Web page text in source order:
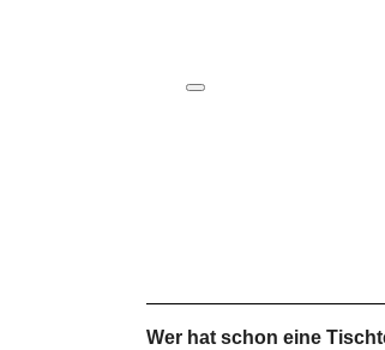
Wer hat schon eine